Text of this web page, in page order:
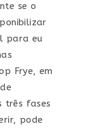
se o
para eu
Frye, em
três fases
pode